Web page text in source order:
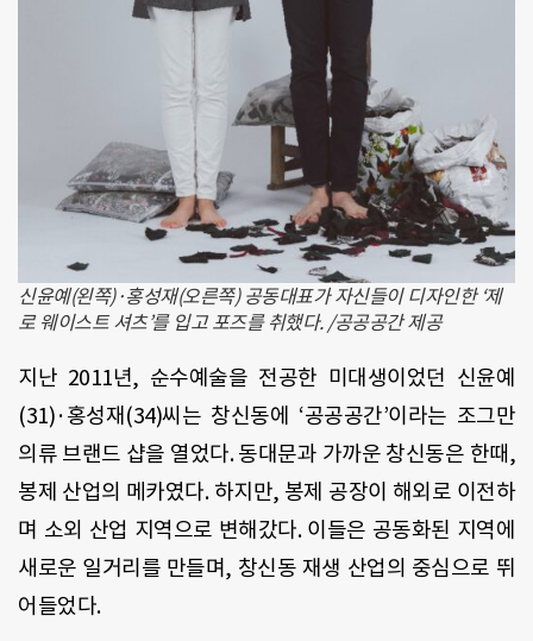
신윤예(왼쪽)·홍성재(오른쪽) 공동대표가 자신들이 디자인한 ‘제
로 웨이스트 셔츠’를 입고 포즈를 취했다. /공공공간 제공
지난 2011년, 순수예술을 전공한 미대생이었던 신윤예
(31)·홍성재(34)씨는 창신동에 ‘공공공간’이라는 조그만
의류 브랜드 샵을 열었다. 동대문과 가까운 창신동은 한때,
봉제 산업의 메카였다. 하지만, 봉제 공장이 해외로 이전하
며 소외 산업 지역으로 변해갔다. 이들은 공동화된 지역에
새로운 일거리를 만들며, 창신동 재생 산업의 중심으로 뛰
어들었다.